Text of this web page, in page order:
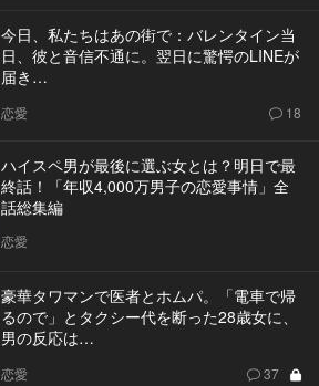
今日、私たちはあの街で：バレンタイン当
日、彼と音信不通に。翌日に驚愕のLINEが
届き…
恋愛 18
ハイスペ男が最後に選ぶ女とは？明日で最
終話！「年収4,000万男子の恋愛事情」全
話総集編
恋愛
豪華タワマンで医者とホムパ。「電車で帰
るので」とタクシー代を断った28歳女に、
男の反応は…
恋愛 37